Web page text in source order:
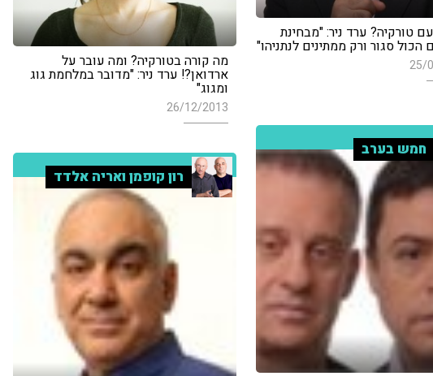
טורקיה? ערד ניר: "מבחינת
הכול סגור ורק ממתינים לנתניהו"
25/ מה קורה בטורקיה? ומה עובר על
ארדואן?! ערד ניר: "מדובר במלחמת גוג
ומגוג"
26/12/2013
חמש בערב
רון קופמן ואריה אלדד